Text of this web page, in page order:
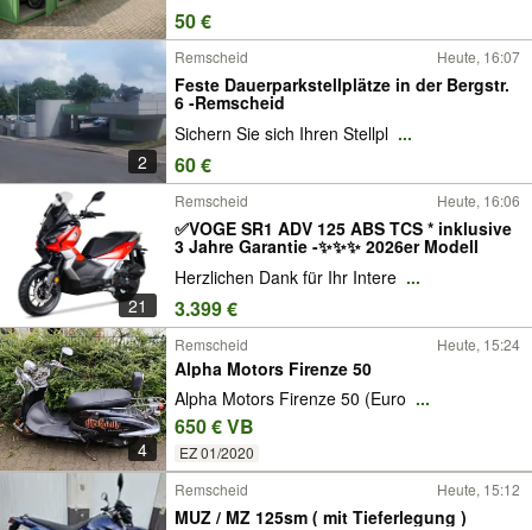
50 €
2
Remscheid Heute, 16:07
Feste Dauerparkstellplätze in der Bergstr.
6 -Remscheid
Sichern Sie sich Ihren Stellpl ...
60 €
21
Remscheid Heute, 16:06
✅VOGE SR1 ADV 125 ABS TCS * inklusive
3 Jahre Garantie -✨✨✨ 2026er Modell
Herzlichen Dank für Ihr Intere ...
3.399 €
4
Remscheid Heute, 15:24
Alpha Motors Firenze 50
Alpha Motors Firenze 50 (Euro ...
650 € VB
EZ 01/2020
Remscheid Heute, 15:12
MUZ / MZ 125sm ( mit Tieferlegung )